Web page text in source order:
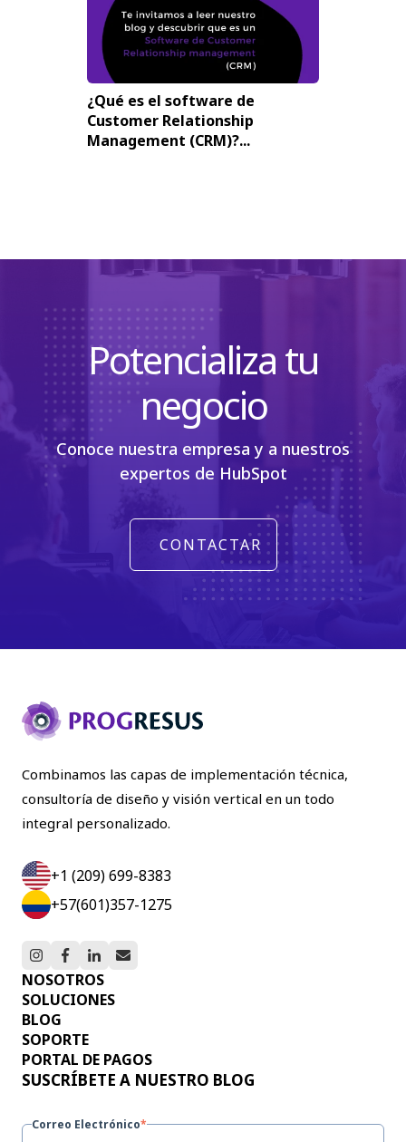
¿Qué es el software de
Customer Relationship
Management (CRM)?...
Potencializa tu
negocio
Conoce nuestra empresa y a nuestros
expertos de HubSpot
CONTACTAR
Combinamos las capas de implementación técnica,
consultoría de diseño y visión vertical en un todo
integral personalizado.
+1 (209) 699-8383
+57(601)357-1275
NOSOTROS
SOLUCIONES
BLOG
SOPORTE
PORTAL DE PAGOS
SUSCRÍBETE A NUESTRO BLOG
Correo Electrónico*